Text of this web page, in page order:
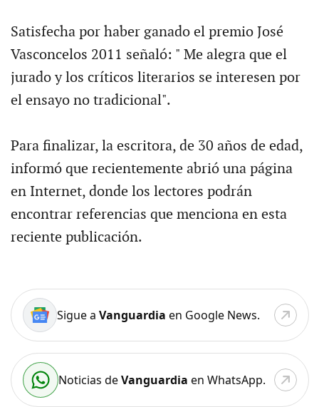
Satisfecha por haber ganado el premio José
Vasconcelos 2011 señaló: " Me alegra que el
jurado y los críticos literarios se interesen por
el ensayo no tradicional".
Para finalizar, la escritora, de 30 años de edad,
informó que recientemente abrió una página
en Internet, donde los lectores podrán
encontrar referencias que menciona en esta
reciente publicación.
Sigue a Vanguardia en Google News.
Noticias deVanguardia en WhatsApp.